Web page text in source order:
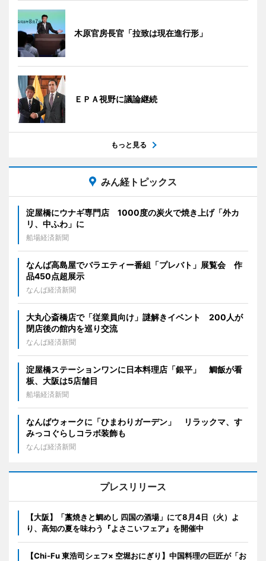
木原官房長官「拉致は現在進行形」
ＥＰＡ視野に議論継続
もっと見る
みん経トピックス
淀屋橋にウナギ専門店 1000度の炭火で焼き上げ「外カ
リ、中ふわ」に
船場経済新聞
なんば高島屋でバラエティー番組「プレバト」展覧会 作
品450点超展示
なんば経済新聞
大丸心斎橋店で「従業員向け」謎解きイベント 200人が
閉店後の館内を巡り交流
なんば経済新聞
淀屋橋ステーションワンに日本料理店「銀平」 鯛飯が看
板、大阪は5店舗目
船場経済新聞
なんばウォークに「ひまわりガーデン」 リラックマ、す
みっコぐらしコラボ装飾も
なんば経済新聞
プレスリリース
【大阪】「藁焼きと鯛めし 四国の酒場」にて8月4日（火）よ
り、高知の夏を味わう『よさこいフェア』を開催中
【Chi-Fu 東浩司シェフ× 空堀おにぎり】中国料理の巨匠が「お